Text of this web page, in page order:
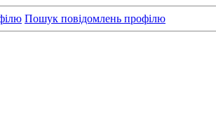
Пошук повідомлень профілю